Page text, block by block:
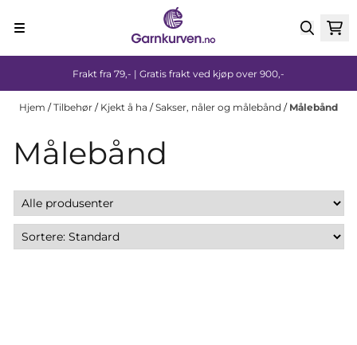
Frakt fra 79,- | Gratis frakt ved kjøp over 900,-
Hjem /Tilbehør / Kjekt å ha /Sakser, nåler og målebånd / Målebånd
Målebånd